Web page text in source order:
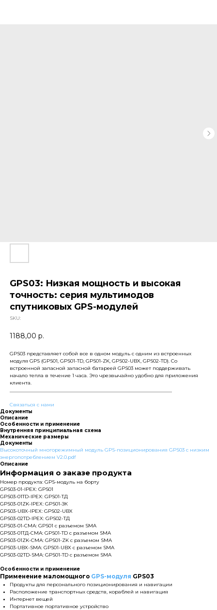
GPS03: Низкая мощность и высокая
точность: серия мультимодов
спутниковых GPS-модулей
SKU:
1188,00 р.
GPS03 представляет собой все в одном модуль с одним из встроенных
модуля GPS (GPS01, GPS01-TD, GPS01-ZK, GPS02-UBX, GPS02-TD). Со
встроенной запасной запасной батареей GPS03 может поддерживать
начало тепла в течение 1 часа. Это чрезвычайно удобно для приложения
клиента.
Связаться с нами
Документы
Описание
Особенности и применение
Внутренняя принципиальная схема
Механические размеры
Документы
Высокоточный многорежимный модуль GPS-позиционирования GPS03 с низким
энергопотреблением V2.0.pdf
Описание
Информация о заказе продукта
Номер продукта: GPS-модуль на борту
GPS03-01-IPEX: GPS01
GPS03-01TD-IPEX: GPS01-ТД
GPS03-01ZK-IPEX: GPS01-ЗК
GPS03-UBX-IPEX: GPS02-UBX
GPS03-02TD-IPEX: GPS02-ТД
GPS03-01-СМА: GPS01 с разъемом SMA
GPS03-01ТД-СМА: GPS01-TD с разъемом SMA
GPS03-01ZK-СМА: GPS01-ZK с разъемом SMA
GPS03-UBX-SMA: GPS01-UBX с разъемом SMA
GPS03-02TD-SMA: GPS01-TD с разъемом SMA
Особенности и применение
Применение маломощного GPS-модуля GPS03
Продукты для персонального позиционирования и навигации
Расположение транспортных средств, кораблей и навигация
Интернет вещей
Портативное портативное устройство